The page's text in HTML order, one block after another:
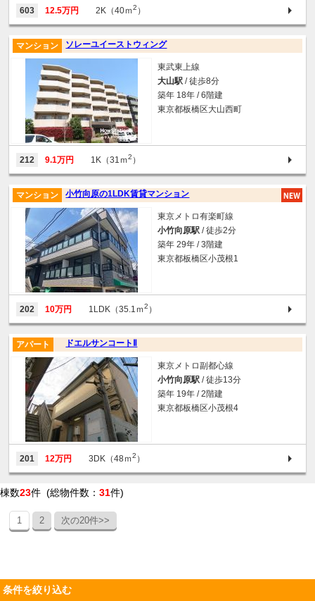
603 12.5万円 2K（40ｍ2 ）
ソレーユイーストウィング
マンション
東武東上線
大山駅 / 徒歩8分
築年 18年 / 6階建
東京都板橋区大山西町
212 9.1万円 1K（31ｍ2 ）
小竹向原の1LDK賃貸マンション
マンション
東京メトロ有楽町線
小竹向原駅 / 徒歩2分
築年 29年 / 3階建
東京都板橋区小茂根1
202 10万円 1LDK（35.1ｍ2 ）
ドエルサンコートⅡ
アパート
東京メトロ副都心線
小竹向原駅 / 徒歩13分
築年 19年 / 2階建
東京都板橋区小茂根4
201 12万円 3DK（48ｍ2 ）
棟数23件 (総物件数： 31件)
1 2 次の20件>>
条件を絞り込む